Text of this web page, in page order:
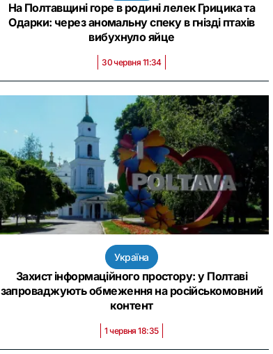
На Полтавщині горе в родині лелек Грицика та
Одарки: через аномальну спеку в гнізді птахів
вибухнуло яйце
30 червня 11:34
Україна
Захист інформаційного простору: у Полтаві
запроваджують обмеження на російськомовний
контент
1 червня 18:35